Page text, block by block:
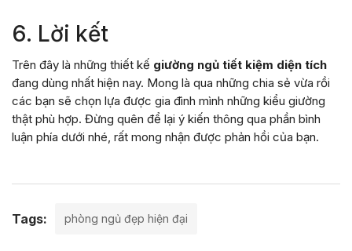
6. Lời kết
Trên đây là những thiết kế giường ngủ tiết kiệm diện tích
đang dùng nhất hiện nay. Mong là qua những chia sẻ vừa rồi
các bạn sẽ chọn lựa được gia đình mình những kiểu giường
thật phù hợp. Đừng quên để lại ý kiến thông qua phần bình
luận phía dưới nhé, rất mong nhận được phản hồi của bạn.
Tags: phòng ngủ đẹp hiện đại